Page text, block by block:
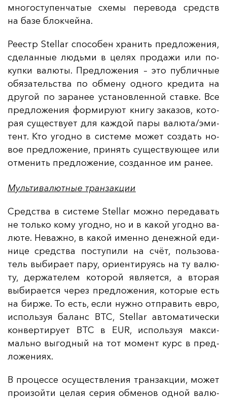
мно­гос­ту­пен­ча­тые схе­мы пе­ре­во­да средств
на ба­зе блок­чей­на.
Ре­естр Stellar спо­со­бен хра­нить пред­ло­же­ния,
сде­лан­ные людь­ми в це­лях про­да­жи или по­
куп­ки ва­лю­ты. Пред­ло­же­ния – это пуб­лич­ные
обя­за­тель­ства по об­ме­ну од­но­го кре­ди­та на
дру­гой по за­ра­нее ус­та­нов­лен­ной став­ке. Все
пред­ло­же­ния фор­ми­ру­ют кни­гу за­ка­зов, ко­то­
рая су­щес­тву­ет для каж­дой па­ры ва­лю­та/эми­
тент. Кто угод­но в сис­те­ме мо­жет соз­дать но­
вое пред­ло­же­ние, при­нять су­щес­тву­ющее или
от­ме­нить пред­ло­же­ние, соз­дан­ное им ра­нее.
Мультивалютные транзакции
Средс­тва в сис­те­ме Stellar мож­но пе­ре­да­вать
не толь­ко ко­му угод­но, но и в ка­кой угод­но ва­
лю­те. Не­важ­но, в ка­кой имен­но де­неж­ной еди­
ни­це средс­тва пос­ту­пи­ли на счёт, поль­зо­ва­
тель вы­би­ра­ет па­ру, ори­ен­ти­ру­ясь на ту ва­лю­
ту, дер­жа­те­лем ко­то­рой яв­ля­ет­ся, а вто­рая
вы­би­ра­ет­ся че­рез пред­ло­же­ния, ко­то­рые есть
на бир­же. То есть, ес­ли нуж­но от­пра­вить ев­ро,
ис­поль­зуя ба­ланс BTC, Stellar ав­то­ма­ти­чес­ки
кон­вер­ти­ру­ет BTC в EUR, ис­поль­зуя мак­си­
маль­но вы­год­ный на тот мо­мент курс в пред­
ло­же­ни­ях.
В про­цес­се осу­щест­вле­ния тран­зак­ции, мо­жет
про­изой­ти це­лая се­рия об­ме­нов од­ной ва­лю­